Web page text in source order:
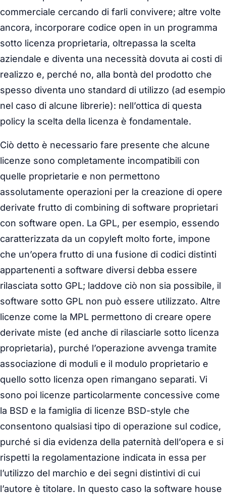
commerciale cercando di farli convivere; altre volte
ancora, incorporare codice open in un programma
sotto licenza proprietaria, oltrepassa la scelta
aziendale e diventa una necessità dovuta ai costi di
realizzo e, perché no, alla bontà del prodotto che
spesso diventa uno standard di utilizzo (ad esempio
nel caso di alcune librerie): nell’ottica di questa
policy la scelta della licenza è fondamentale.
Ciò detto è necessario fare presente che alcune
licenze sono completamente incompatibili con
quelle proprietarie e non permettono
assolutamente operazioni per la creazione di opere
derivate frutto di combining di software proprietari
con software open. La GPL, per esempio, essendo
caratterizzata da un copyleft molto forte, impone
che un’opera frutto di una fusione di codici distinti
appartenenti a software diversi debba essere
rilasciata sotto GPL; laddove ciò non sia possibile, il
software sotto GPL non può essere utilizzato. Altre
licenze come la MPL permettono di creare opere
derivate miste (ed anche di rilasciarle sotto licenza
proprietaria), purché l’operazione avvenga tramite
associazione di moduli e il modulo proprietario e
quello sotto licenza open rimangano separati. Vi
sono poi licenze particolarmente concessive come
la BSD e la famiglia di licenze BSD-style che
consentono qualsiasi tipo di operazione sul codice,
purché si dia evidenza della paternità dell’opera e si
rispetti la regolamentazione indicata in essa per
l’utilizzo del marchio e dei segni distintivi di cui
l’autore è titolare. In questo caso la software house